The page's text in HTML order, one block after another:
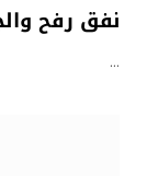
نفق رفح
…